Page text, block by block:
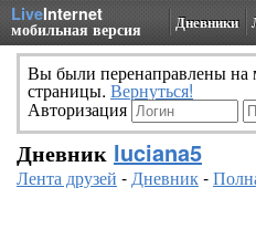
LiveInternet
мобильная версия Дневники
Вы были перенаправлены
страницы. Вернуться!
Авторизация
Дневник luciana5
Лента друзей -Дневник-